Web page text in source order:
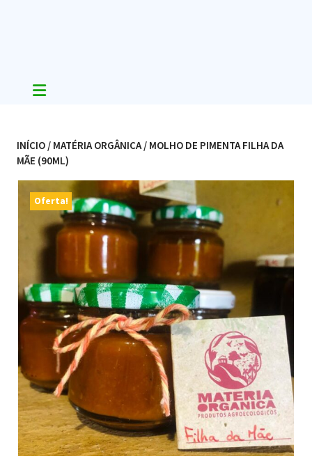
INÍCIO / MATÉRIA ORGÂNICA/ MOLHO DE PIMENTA FILHA DA
MÃE (90ML)
Oferta!